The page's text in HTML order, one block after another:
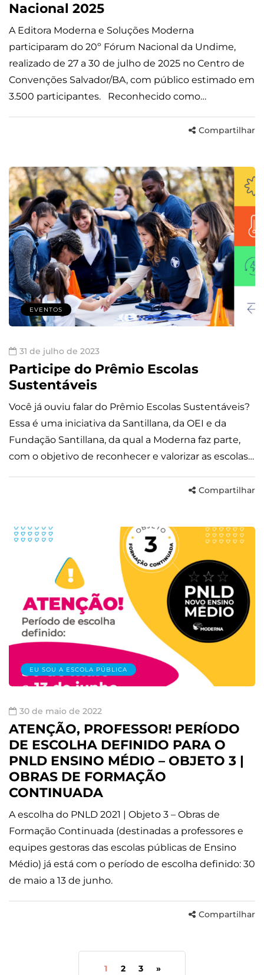
Nacional 2025
A Editora Moderna e Soluções Moderna
participaram do 20º Fórum Nacional da Undime,
realizado de 27 a 30 de julho de 2025 no Centro de
Convenções Salvador/BA, com público estimado em
3.500 participantes. Reconhecido como…
Compartilhar
EVENTOS
31 de julho de 2023
Participe do Prêmio Escolas
Sustentáveis
Você já ouviu falar do Prêmio Escolas Sustentáveis?
Essa é uma iniciativa da Santillana, da OEI e da
Fundação Santillana, da qual a Moderna faz parte,
com o objetivo de reconhecer e valorizar as escolas…
Compartilhar
EU SOU A ESCOLA PÚBLICA
30 de maio de 2022
ATENÇÃO, PROFESSOR! PERÍODO
DE ESCOLHA DEFINIDO PARA O
PNLD ENSINO MÉDIO – OBJETO 3 |
OBRAS DE FORMAÇÃO
CONTINUADA
A escolha do PNLD 2021 | Objeto 3 – Obras de
Formação Continuada (destinadas a professores e
equipes gestoras das escolas públicas de Ensino
Médio) já está com o período de escolha definido: 30
de maio a 13 de junho.
Compartilhar
1 2 3 »